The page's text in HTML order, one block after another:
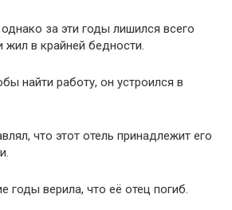
за эти годы лишился всего
жил в крайней бедности.
найти работу, он устроился в
что этот отель принадлежит его
годы верила, что её отец погиб.